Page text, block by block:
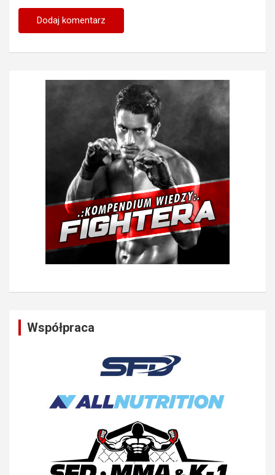
Współpraca